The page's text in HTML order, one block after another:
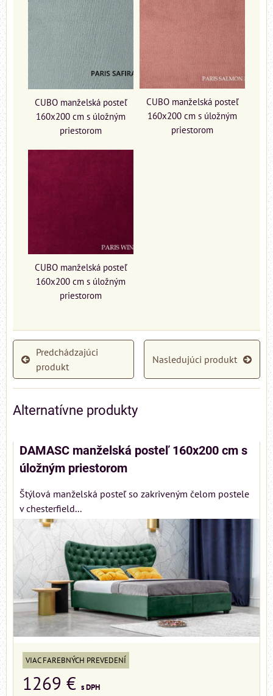
CUBO manželská posteľ
160x200 cm s úložným
priestorom
CUBO manželská posteľ
160x200 cm s úložným
priestorom
CUBO manželská posteľ
160x200 cm s úložným
priestorom
Predchádzajúci
produkt
Nasledujúci produkt
Alternatívne produkty
DAMASC manželská posteľ 160x200 cm s
úložným priestorom
Štýlová manželská posteľ so zakriveným čelom postele
v chesterfield...
VIAC FAREBNÝCH PREVEDENÍ
1269 € s DPH